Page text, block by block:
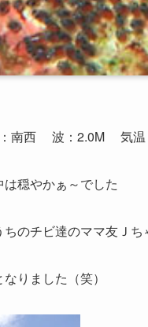
南西 波：2.0M 気
穏やかぁ～でした
のチビ達のママ友Ｊち
りました（笑）